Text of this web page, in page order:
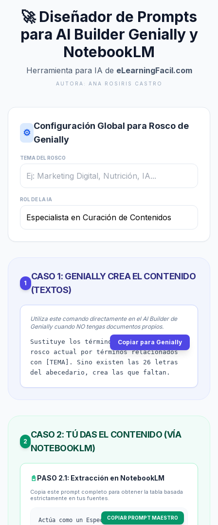
🚀 Diseñador de Prompts
para AI Builder Genially y
NotebookLM
Herramienta para IA de eLearningFacil.com
AUTORA: ANA ROSIRIS CASTRO
⚙️
Configuración Global para Rosco de
Genially
TEMA DEL ROSCO
ROL DE LA IA
1
CASO 1: GENIALLY CREA EL CONTENIDO
(TEXTOS)
Utiliza este comando directamente en el AI Builder de
Genially cuando NO tengas documentos propios.
Sustituye los términos que están en el
rosco actual por términos relacionados
con [TEMA]. Sino existen las 26 letras
del abecedario, crea las que faltan.
Copiar para Genially
2
CASO 2: TÚ DAS EL CONTENIDO (VÍA
NOTEBOOKLM)
📓 PASO 2.1: Extracción en NotebookLM
Copia este prompt completo para obtener la tabla basada
estrictamente en tus fuentes.
Actúa como un Especialista en Curación de
COPIAR PROMPT MAESTRO